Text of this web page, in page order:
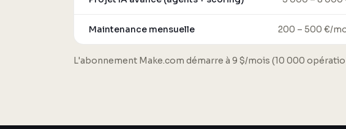
Maintenance mensuelle 200 – 500 €/
L'abonnement Make.com démarre à 9 $/mois (10 000